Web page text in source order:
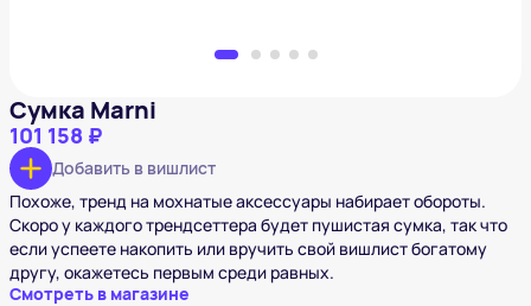
Сумка Marni
101 158 ₽
Добавить в вишлист
Похоже, тренд на мохнатые аксессуары набирает обороты.
Скоро у каждого трендсеттера будет пушистая сумка, так что
если успеете накопить или вручить свой вишлист богатому
другу, окажетесь первым среди равных.
Смотреть в магазине